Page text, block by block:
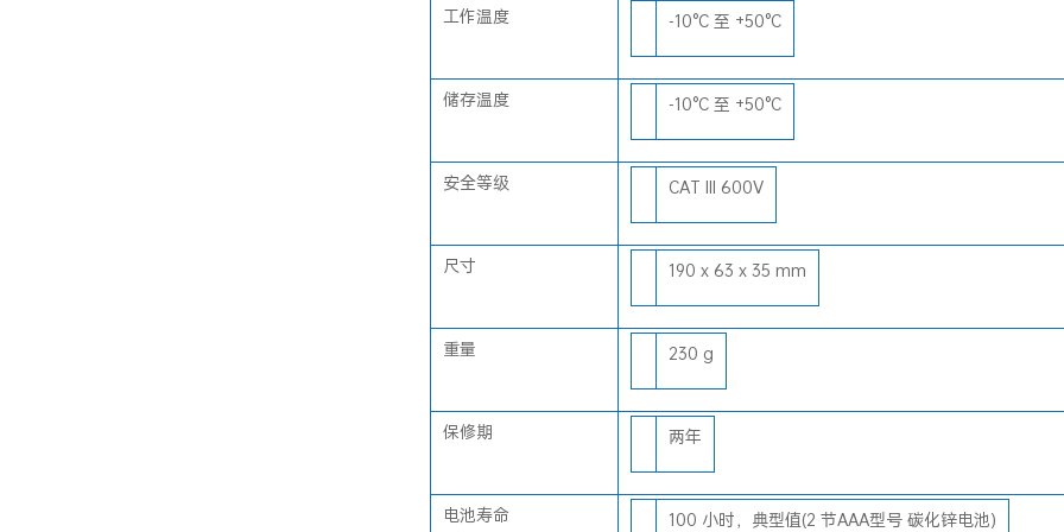
工作温度 -10°C 至 +50°C
储存温度 -10°C 至 +50°C
安全等级 CAT III 600V
尺寸 190 x 63 x 35 mm
重量 230 g
保修期 两年
电池寿命 100 小时，典型值(2 节AAA型号 碳化锌电池)